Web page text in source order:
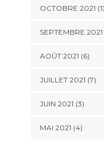
OCTOBRE 2021
SEPTEMBRE
AOÛT 2021 (6)
JUILLET 2021 (7)
JUIN 2021 (3)
MAI 2021 (4)